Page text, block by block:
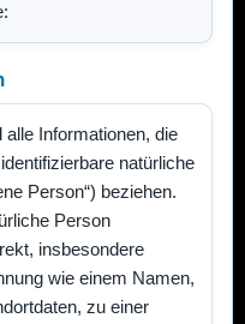
Informationen, die
natürliche
Person“) beziehen.
Person
insbesondere
wie einem Namen,
zu einer